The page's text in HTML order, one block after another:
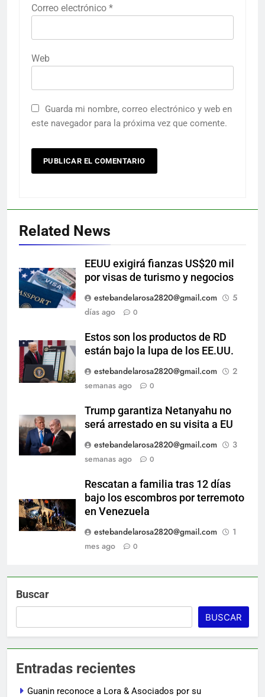
Correo electrónico *
Web
Guarda mi nombre, correo electrónico y web en
este navegador para la próxima vez que comente.
Related News
EEUU exigirá fianzas US$20 mil
por visas de turismo y negocios
estebandelarosa2820@gmail.com
5
días ago
0
Estos son los productos de RD
están bajo la lupa de los EE.UU.
estebandelarosa2820@gmail.com
2
semanas ago
0
Trump garantiza Netanyahu no
será arrestado en su visita a EU
estebandelarosa2820@gmail.com
3
semanas ago
0
Rescatan a familia tras 12 días
bajo los escombros por terremoto
en Venezuela
estebandelarosa2820@gmail.com
1
mes ago
0
Buscar
BUSCAR
Entradas recientes
Guanin reconoce a Lora & Asociados por su